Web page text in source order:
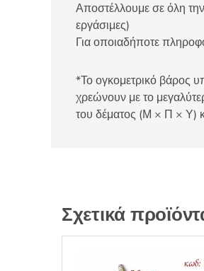
Αποστέλλουμε σε όλη
εργάσιμες)
Για οποιαδήποτε
*Το ογκομετρικό βάρος
χρεώνουν με το
του δέματος (Μ × Π × Υ)
Σχετικά